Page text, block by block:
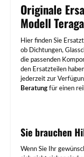
Originale
Modell Teraga
Hier finden Sie
ob Dichtungen,
die passenden
den Ersatzteilen
jederzeit zur
Beratung für einen
Sie brauchen
Wenn Sie Ihr